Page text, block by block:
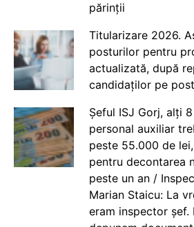
părinții
Titularizare 2026.
posturilor pentru
actualizată, după
candidaților pe
Șeful ISJ Gorj, alți
personal auxiliar
peste 55.000 de
pentru decontarea
peste un an /
Marian Staicu: La
eram inspector șef.